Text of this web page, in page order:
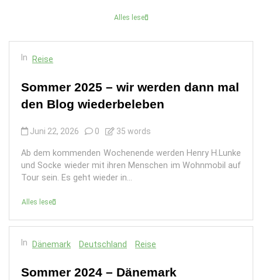
Alles lesen
In Reise
Sommer 2025 – wir werden dann mal
den Blog wiederbeleben
Juni 22, 2026 0 35 words
Ab dem kommenden Wochenende werden Henry H.Lunke
und Socke wieder mit ihren Menschen im Wohnmobil auf
Tour sein. Es geht wieder in...
Alles lesen
In Dänemark Deutschland Reise
Sommer 2024 – Dänemark